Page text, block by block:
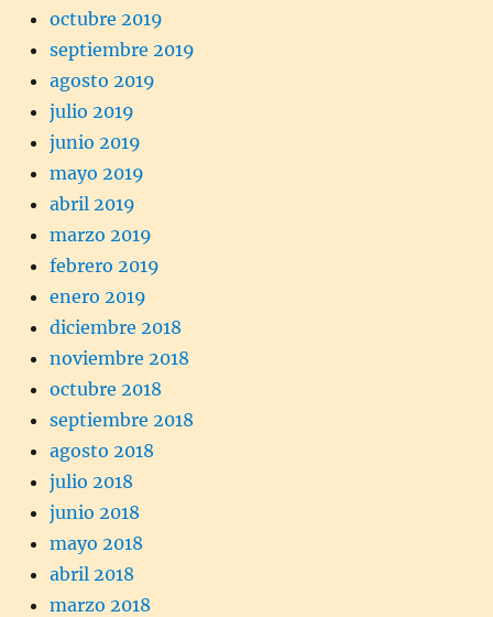
octubre 2019
septiembre 2019
agosto 2019
julio 2019
junio 2019
mayo 2019
abril 2019
marzo 2019
febrero 2019
enero 2019
diciembre 2018
noviembre 2018
octubre 2018
septiembre 2018
agosto 2018
julio 2018
junio 2018
mayo 2018
abril 2018
marzo 2018